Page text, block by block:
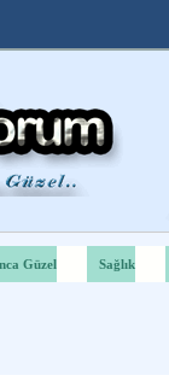
Güzel Sağlık